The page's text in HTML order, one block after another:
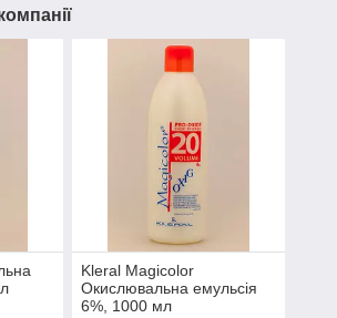
Kleral Magicolor
Окислювальна емульсія
6%, 1000 мл